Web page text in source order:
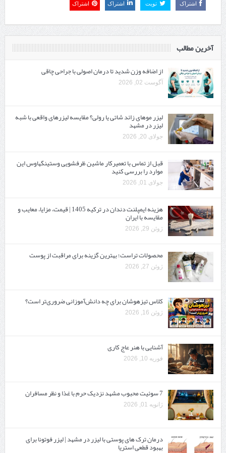
اشتراک تویت اشتراک اشتراک
آخرین مطالب
از اضافه وزن شدید تا درمان اصولی با جراحی چاقی
آگوست 02, 2026
لیزر موهای زائد شاتی یا رولی؟ مقایسه لیزرهای واقعی با شبه‌
لیزر در مشهد
جولای 20, 2026
قبل از تماس با تعمیرکار ماشین ظرفشویی وستینگهاوس این
موارد را بررسی کنید
جولای 01, 2026
هزینه ایمپلنت دندان در ترکیه 1405 | قیمت، مزایا، معایب و
مقایسه با ایران
ژوئن 29, 2026
محصولات تراست؛ بهترین گزینه برای مراقبت از پوست
ژوئن 27, 2026
کلاس تیزهوشان برای چه دانش‌آموزانی ضروری‌تر است؟
ژوئن 16, 2026
آشنایی با هنر عاج کاری
فوریه 10, 2026
7 سوئیت محبوب مشهد نزدیک حرم با غذا و نظر مسافران
ژانویه 01, 2026
درمان ترک های پوستی با لیزر در مشهد | لیزر فوتونا برای
بهبود قطعی استریا